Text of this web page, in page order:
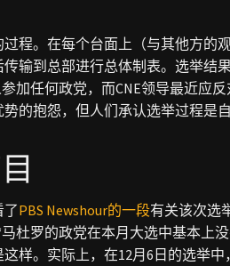
程。在每个台面上（与其他方的
输到总部进行总体制表。选举结
加任何政党，而CNE领导最近应
的抱怨，但人们承认选举过程是
PBS Newshour的一段有关该次选
杜罗的政党在本月大选中基本上
样。实际上，在12月6日的选举中